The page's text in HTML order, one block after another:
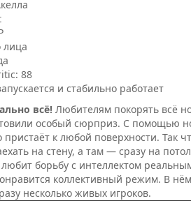
лица
88
и стабильно работает
всё! Любителям покорять всё
особый сюрприз. С помощью
к любой поверхности. Так
на стену, а там — сразу на
любит борьбу с интеллектом
коллективный режим. В
несколько живых игроков.